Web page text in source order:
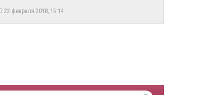
22 февраля 2018, 15:14